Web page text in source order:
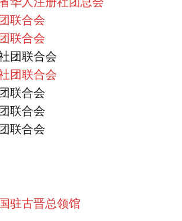
联合会
联合会
团联合会
团联合会
联合会
联合会
联合会
驻古晋总领馆